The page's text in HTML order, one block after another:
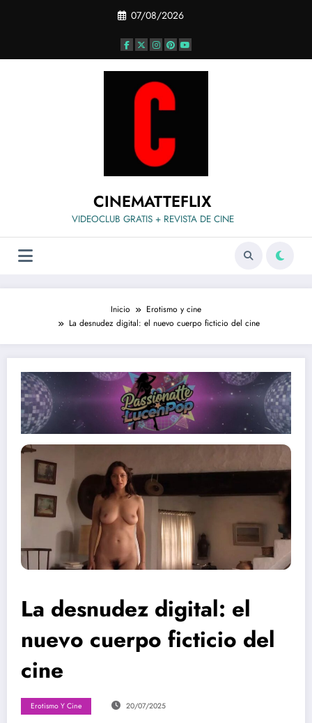
07/08/2026
CINEMATTEFLIX
VIDEOCLUB GRATIS + REVISTA DE CINE
Inicio
Erotismo y cine
La desnudez digital: el nuevo cuerpo ficticio del cine
La desnudez digital: el
nuevo cuerpo ficticio del
cine
Erotismo Y Cine 20/07/2025